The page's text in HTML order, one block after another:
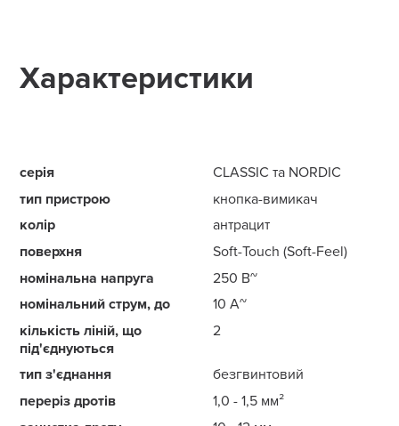
Характеристики
серія
CLASSIC та NORDIC
тип пристрою
кнопка-вимикач
колір
антрацит
поверхня
Soft-Touch (Soft-Feel)
номінальна напруга
250 В~
номінальний струм, до
10 А~
кількість ліній, що
під'єднуються
2
тип з'єднання
безгвинтовий
переріз дротів
1,0 - 1,5 мм²